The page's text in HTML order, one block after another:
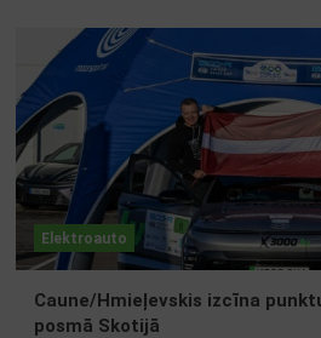
Elektroauto
Caune/Hmieļevskis izcīna
posmā Skotijā